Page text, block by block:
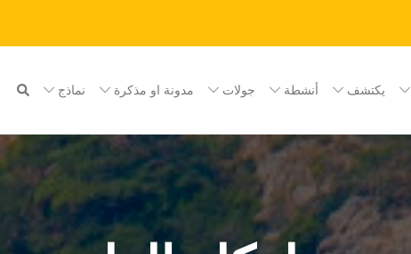
يكتشف أنشطة جولات مدونة او مذكرة نماذج